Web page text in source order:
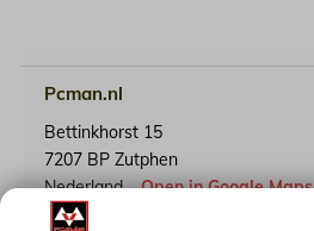
Pcman.nl
Bettinkhorst 15
7207 BP Zutphen
Nederland
Open in Google Maps